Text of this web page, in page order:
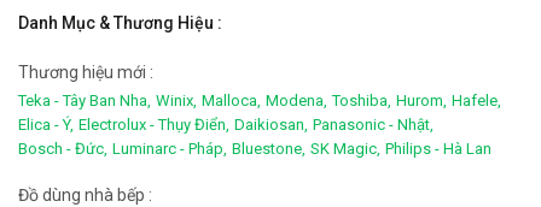
Danh Mục & Thương Hiệu :
Thương hiệu mới :
Teka - Tây Ban Nha, Winix, Malloca, Modena, Toshiba, Hurom, Hafele,
Elica - Ý, Electrolux - Thụy Điển, Daikiosan, Panasonic - Nhật,
Bosch - Đức, Luminarc - Pháp, Bluestone, SK Magic, Philips - Hà Lan
Đồ dùng nhà bếp :